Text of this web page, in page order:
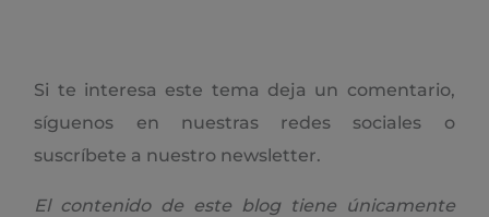
Si te interesa este tema deja un comentario,
síguenos en nuestras redes sociales o
suscríbete a nuestro newsletter.
El contenido de este blog tiene únicamente